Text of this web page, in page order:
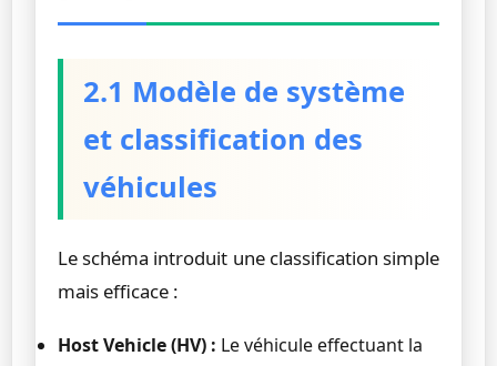
2.1 Modèle de système
et classification des
véhicules
Le schéma introduit une classification simple
mais efficace :
Host Vehicle (HV) : Le véhicule effectuant la